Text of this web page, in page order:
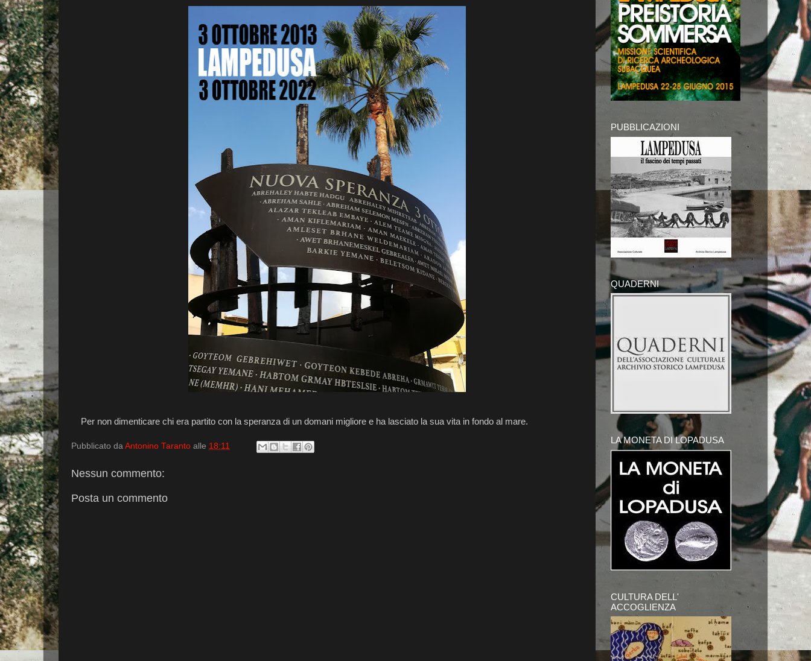
Per non dimenticare chi era partito con la speranza di un domani migliore e ha lasciato la sua vita in fondo al mare.
Pubblicato da Antonino Taranto alle 18:11
Nessun commento:
Posta un commento
PUBBLICAZIONI
QUADERNI
LA MONETA DI LOPADUSA
CULTURA DELL'
ACCOGLIENZA